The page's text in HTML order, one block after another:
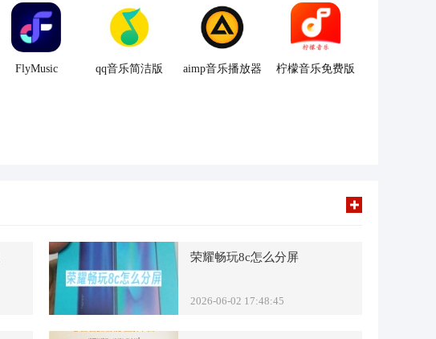
FlyMusic qq音乐简洁版 aimp音乐播放器 柠檬音乐免费版
荣耀畅玩8c怎么分屏
2026-06-02 17:48:45